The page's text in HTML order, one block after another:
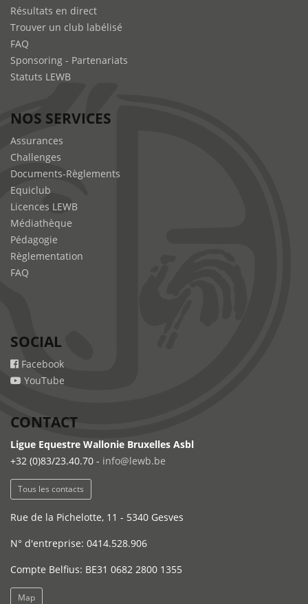
Résultats en direct
Trouver un club labélisé
FAQ
Sponsoring - Partenariats
Statuts LEWB
NOS SERVICES
Assurances
Challenges
Documents-Règlements
Equiclub
Licences LEWB
Médiathèque
Pédagogie
Règlementation
FAQ
SOCIAL
Facebook
YouTube
CONTACT
Ligue Equestre Wallonie Bruxelles Asbl
+32 (0)83/23.40.70 - info@lewb.be
Tous les contacts
Rue de la Pichelotte, 11 - 5340 Gesves
N° d'entreprise: 0414.528.906
Compte Belfius: BE31 0682 2800 1355
Map